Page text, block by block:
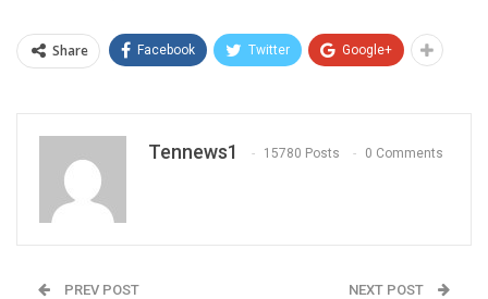
Share Facebook Twitter Google+
Tennews1 15780 Posts 0 Comments
PREV POST NEXT POST